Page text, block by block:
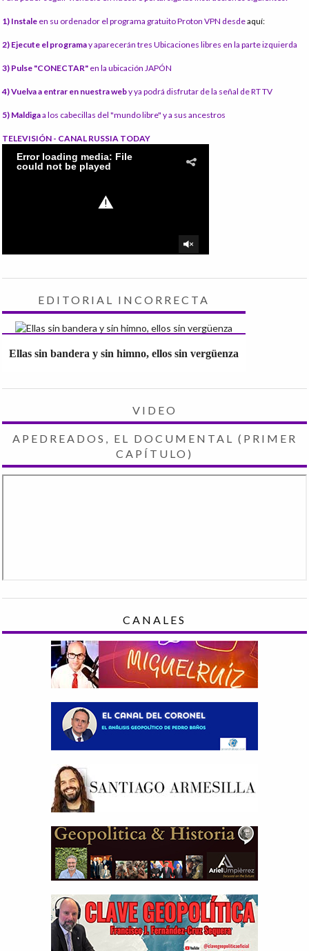
1) Instale en su ordenador el programa gratuito Proton VPN desdeaquí:
2) Ejecute el programay aparecerán tres Ubicaciones libres en la parte izquierda
3) Pulse "CONECTAR" en la ubicación JAPÓN
4) Vuelva a entrar en nuestra weby ya podrá disfrutar de la señal de RT TV
5) Maldigaa los cabecillas del "mundo libre" y a sus ancestros
TELEVISIÓN - CANAL RUSSIA TODAY
EDITORIAL INCORRECTA
Ellas sin bandera y sin himno, ellos sin vergüenza
VIDEO
APEDREADOS, EL DOCUMENTAL (PRIMER
CAPÍTULO)
CANALES